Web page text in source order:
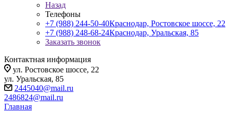
Назад
Телефоны
+7 (988) 244-50-40Краснодар, Ростовское шоссе, 22
+7 (988) 248-68-24Краснодар, Уральская, 85
Заказать звонок
Контактная информация
ул. Ростовское шоссе, 22
ул. Уральская, 85
2445040@mail.ru
2486824@mail.ru
Главная